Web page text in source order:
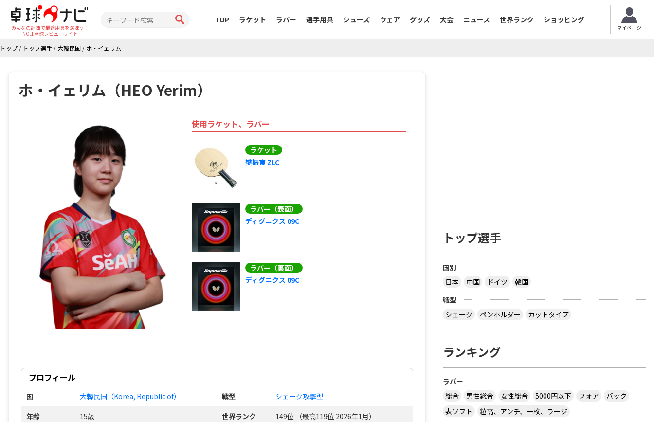
みんなの評価で最適用具を選ぼう！
NO.1卓球レビューサイト
TOP ラケット ラバー 選手用具 シューズ ウェア グッズ 大会 ニュース 世界ランク ショッピング
マイページ
トップ / トップ選手 / 大韓民国 / ホ・イェリム
ホ・イェリム（HEO Yerim）
使用ラケット、ラバー
ラケット
樊振東 ZLC
ラバー（表面）
ディグニクス 09C
ラバー（裏面）
ディグニクス 09C
プロフィール
国 大韓民国（Korea, Republic of） 戦型 シェーク攻撃型
年齢 15歳 世界ランク 149位 （最高119位 2026年1月）
トップ選手
国別
日本
中国 ドイツ
韓国
戦型
シェーク
ペンホルダー カットタイプ
ランキング
ラバー
総合
男性総合 女性総合 5000円以下 フォア
バック
表ソフト
粒高、アンチ、一枚、ラージ